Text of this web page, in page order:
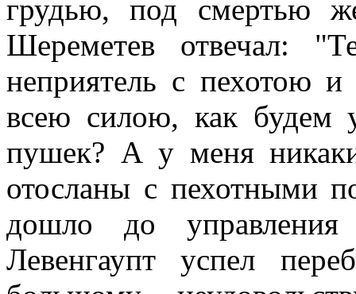
грудью, под смертью
Шереметев отвечал:
неприятель с пехотою
всею силою, как будем
пушек? А у меня
отосланы с пехотными
дошло до
Левенгаупт успел